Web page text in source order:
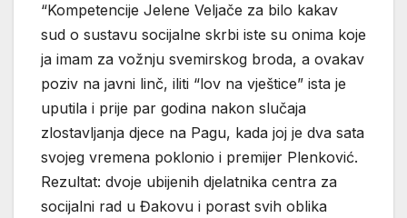
“Kompetencije Jelene Veljače za bilo kakav
sud o sustavu socijalne skrbi iste su onima koje
ja imam za vožnju svemirskog broda, a ovakav
poziv na javni linč, iliti “lov na vještice” ista je
uputila i prije par godina nakon slučaja
zlostavljanja djece na Pagu, kada joj je dva sata
svojeg vremena poklonio i premijer Plenković.
Rezultat: dvoje ubijenih djelatnika centra za
socijalni rad u Đakovu i porast svih oblika